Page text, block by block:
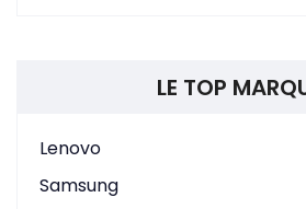
LE TOP
Lenovo
Samsung